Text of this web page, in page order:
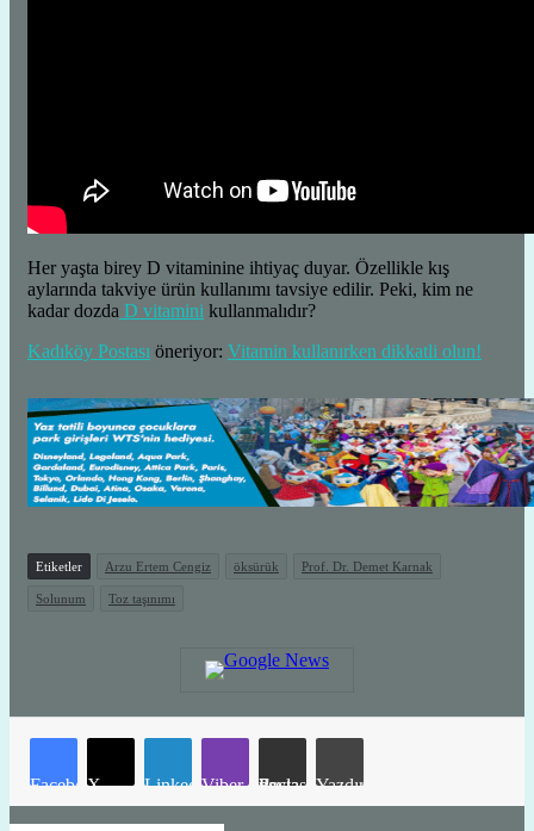
Her yaşta birey D vitaminine ihtiyaç duyar. Özellikle kış
aylarında takviye ürün kullanımı tavsiye edilir. Peki, kim ne
kadar dozda D vitamini kullanmalıdır?
Kadıköy Postası öneriyor: Vitamin kullanırken dikkatli olun!
Etiketler Arzu Ertem Cengiz öksürük Prof. Dr. Demet Karnak
Solunum Toz taşınımı
Facebook
X LinkedInViber E-Posta ile paylaş Yazdır